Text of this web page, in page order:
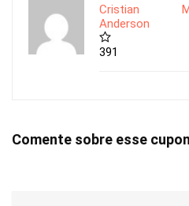
Cristian
Anderson
391
Comente sobre esse